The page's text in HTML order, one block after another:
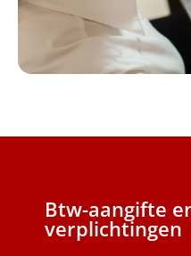
Btw-aangifte
verplichtingen